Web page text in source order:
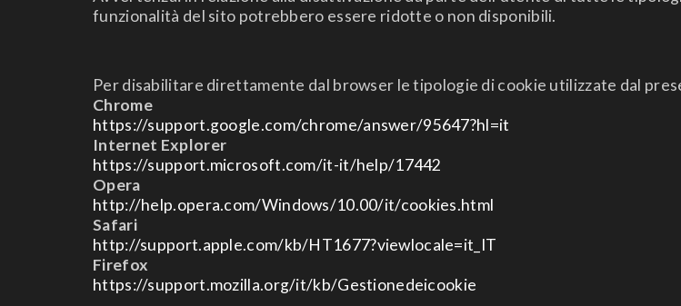
funzionalità del sito potrebbero essere ridotte o non disponibili.
Per disabilitare direttamente dal browser le tipologie di cookie utilizzate dal
Chrome
https://support.google.com/chrome/answer/95647?hl=it
Internet Explorer
https://support.microsoft.com/it-it/help/17442
Opera
http://help.opera.com/Windows/10.00/it/cookies.html
Safari
http://support.apple.com/kb/HT1677?viewlocale=it_IT
Firefox
https://support.mozilla.org/it/kb/Gestionedeicookie